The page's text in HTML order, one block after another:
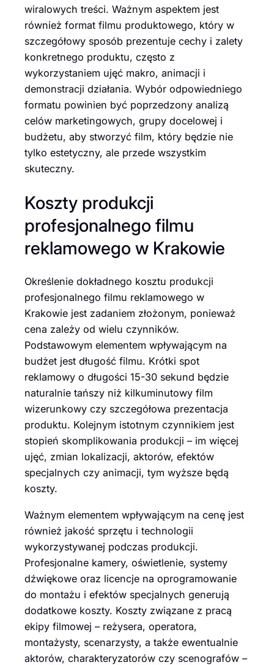
wiralowych treści. Ważnym aspektem jest
również format filmu produktowego, który w
szczegółowy sposób prezentuje cechy i zalety
konkretnego produktu, często z
wykorzystaniem ujęć makro, animacji i
demonstracji działania. Wybór odpowiedniego
formatu powinien być poprzedzony analizą
celów marketingowych, grupy docelowej i
budżetu, aby stworzyć film, który będzie nie
tylko estetyczny, ale przede wszystkim
skuteczny.
Koszty produkcji
profesjonalnego filmu
reklamowego w Krakowie
Określenie dokładnego kosztu produkcji
profesjonalnego filmu reklamowego w
Krakowie jest zadaniem złożonym, ponieważ
cena zależy od wielu czynników.
Podstawowym elementem wpływającym na
budżet jest długość filmu. Krótki spot
reklamowy o długości 15-30 sekund będzie
naturalnie tańszy niż kilkuminutowy film
wizerunkowy czy szczegółowa prezentacja
produktu. Kolejnym istotnym czynnikiem jest
stopień skomplikowania produkcji – im więcej
ujęć, zmian lokalizacji, aktorów, efektów
specjalnych czy animacji, tym wyższe będą
koszty.
Ważnym elementem wpływającym na cenę jest
również jakość sprzętu i technologii
wykorzystywanej podczas produkcji.
Profesjonalne kamery, oświetlenie, systemy
dźwiękowe oraz licencje na oprogramowanie
do montażu i efektów specjalnych generują
dodatkowe koszty. Koszty związane z pracą
ekipy filmowej – reżysera, operatora,
montażysty, scenarzysty, a także ewentualnie
aktorów, charakteryzatorów czy scenografów –